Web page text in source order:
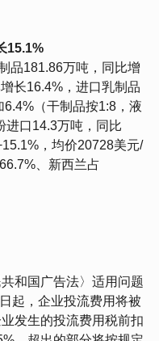
15.1%
品181.86万吨，同比增
长16.4%，进口乳制品
（干制品按1:8，液
进口14.3万吨，同比
，均价20728美元/
、新西兰占
和国广告法〉适用问题
起，企业投流费用将被
发生的投流费用税前扣